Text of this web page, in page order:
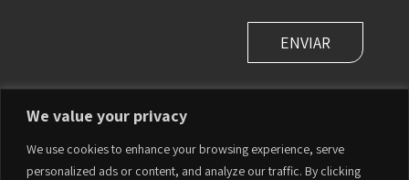
We value your privacy
We use cookies to enhance your browsing experience, serve
personalized ads or content, and analyze our traffic. By clicking
PLASSON Ltd. Head Office | Maagan Michael, Israel
Tel:+972-4-6394711|sales@plasson.com